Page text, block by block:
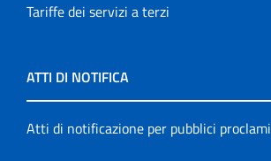
Tariffe dei servizi a terzi
ATTI DI NOTIFICA
Atti di notificazione per pubblici proclami